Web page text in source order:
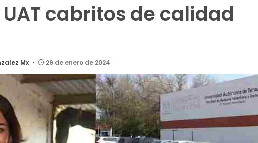
cabritos de calidad
Mx 29 de enero de 2024